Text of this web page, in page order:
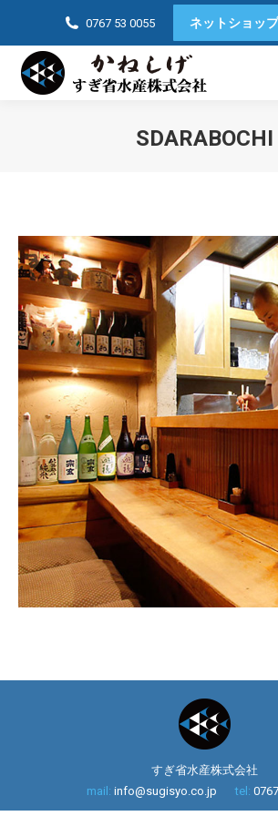
0767 53 0055 ネットショップ
SDARABOCHI
すぎ省水産株式会社
mail: info@sugisyo.co.jp tel: